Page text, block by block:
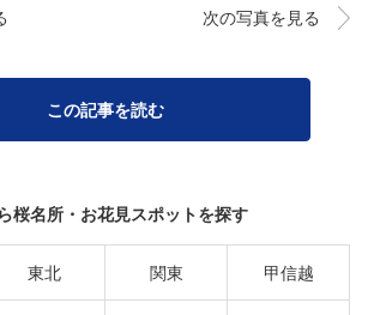
次の写真を見る
この記事を読む
桜名所・お花見スポットを探す
東北 関東 甲信越